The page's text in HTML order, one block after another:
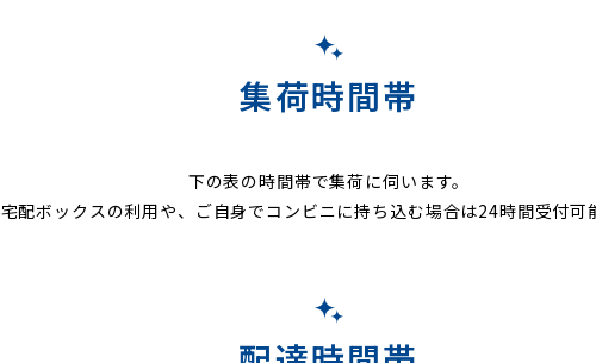
集荷時間帯
下の表の時間帯で集荷に伺います。
宅配ボックスの利用や、ご自身でコンビニに持ち込む場合は24時間受付可